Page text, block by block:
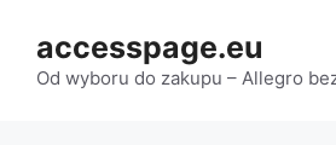
treści
accesspage.eu
Od wyboru do zakupu – Allegro